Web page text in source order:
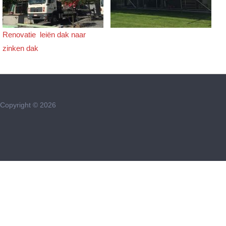
​Renovatie leiën dak naar
zinken dak
Copyright © 2026